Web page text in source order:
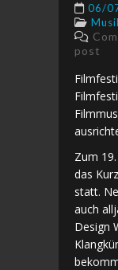
06/
post
Zum
das
statt.
auch
Design